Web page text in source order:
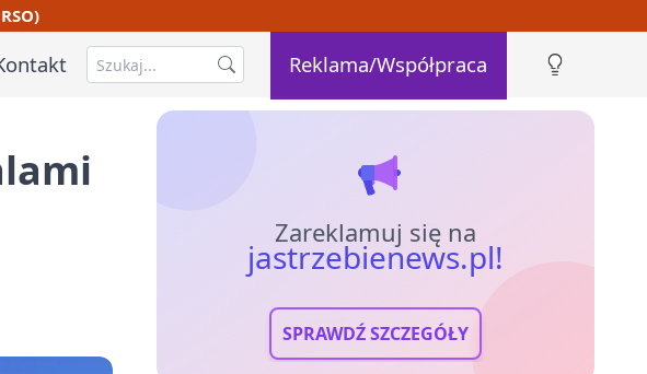
Reklama/Współpraca
Zareklamuj się na
jastrzebienews.pl!
SPRAWDŹ SZCZEGÓŁY